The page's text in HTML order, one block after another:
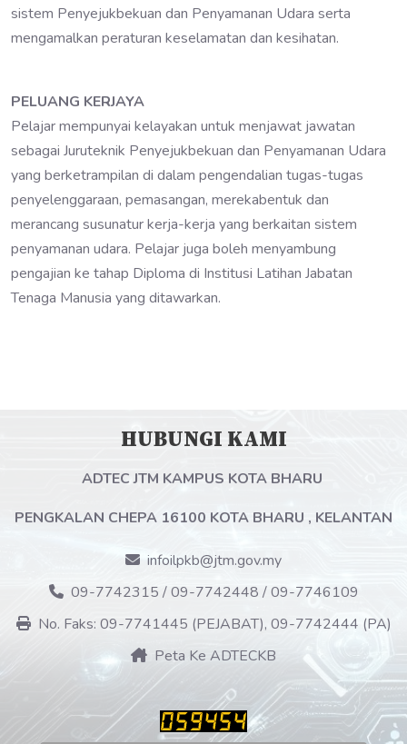
sistem Penyejukbekuan dan Penyamanan Udara serta
mengamalkan peraturan keselamatan dan kesihatan.
PELUANG KERJAYA
Pelajar mempunyai kelayakan untuk menjawat jawatan
sebagai Juruteknik Penyejukbekuan dan Penyamanan Udara
yang berketrampilan di dalam pengendalian tugas-tugas
penyelenggaraan, pemasangan, merekabentuk dan
merancang susunatur kerja-kerja yang berkaitan sistem
penyamanan udara. Pelajar juga boleh menyambung
pengajian ke tahap Diploma di Institusi Latihan Jabatan
Tenaga Manusia yang ditawarkan.
HUBUNGI KAMI
ADTEC JTM KAMPUS KOTA BHARU
PENGKALAN CHEPA 16100 KOTA BHARU , KELANTAN
infoilpkb@jtm.gov.my
09-7742315 / 09-7742448 / 09-7746109
No. Faks: 09-7741445 (PEJABAT), 09-7742444 (PA)
Peta Ke ADTECKB